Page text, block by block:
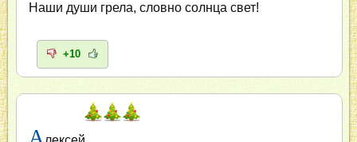
Наши души грела, словно солнца свет!
+10
А